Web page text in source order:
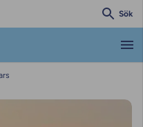
Sök